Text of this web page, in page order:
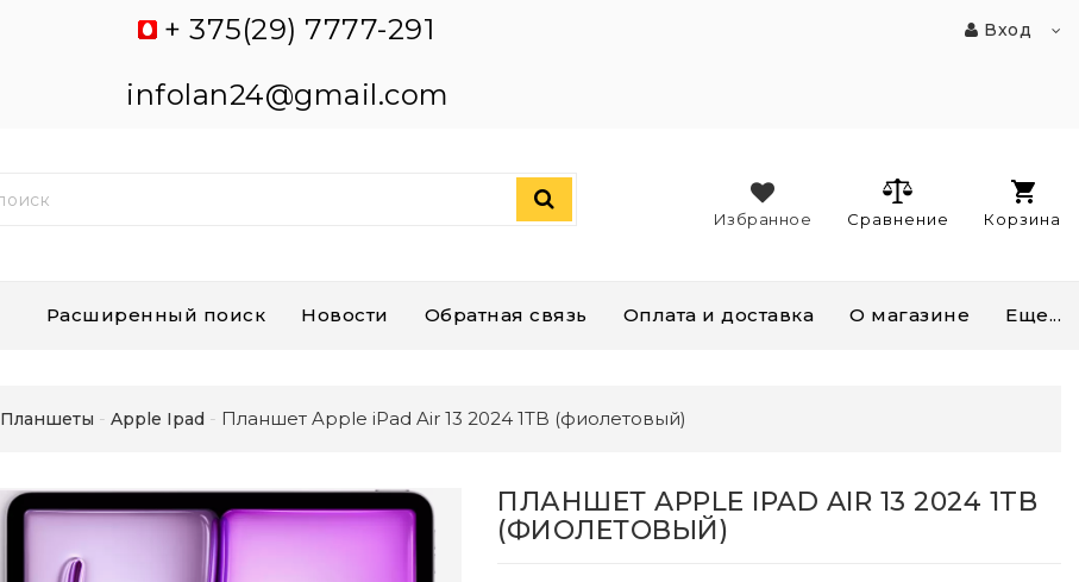
+ 375(29) 7777-291
infolan24@gmail.com
Вход
Корзина
Сравнение
Избранное
Расширенный поиск Новости Обратная связь Оплата и доставка О магазине Еще...
Планшеты Apple Ipad Планшет Apple iPad Air 13 2024 1TB (фиолетовый)
ПЛАНШЕТ APPLE IPAD AIR 13 2024 1TB
(ФИОЛЕТОВЫЙ)